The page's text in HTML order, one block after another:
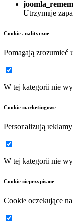
Utrzymuje
Cookie analityczne
Pomagają zrozumieć
W tej kategorii nie
Cookie marketingowe
Personalizują
W tej kategorii nie
Cookie nieprzypisane
Cookie oczekujące